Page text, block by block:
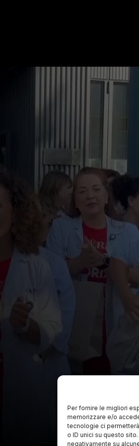
Per fornire le migliori
memorizzare e/o
tecnologie ci
o ID unici su questo
negativamente su